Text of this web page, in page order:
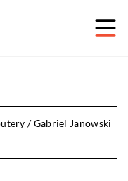
/Gabriel Janowski